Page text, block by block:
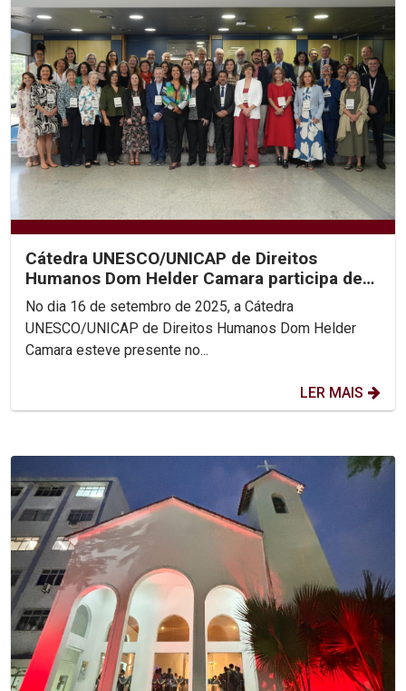
Cátedra UNESCO/UNICAP de Direitos
Humanos Dom Helder Camara participa de
Encontro Nacional das...
No dia 16 de setembro de 2025, a Cátedra
UNESCO/UNICAP de Direitos Humanos Dom Helder
Camara esteve presente no...
LER MAIS